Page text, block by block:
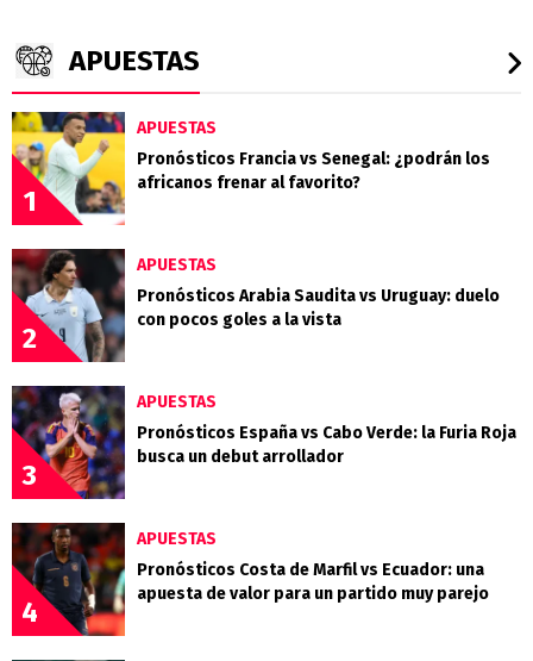
APUESTAS
1
APUESTAS
Pronósticos Francia vs Senegal: ¿podrán los
africanos frenar al favorito?
2
APUESTAS
Pronósticos Arabia Saudita vs Uruguay: duelo
con pocos goles a la vista
3
APUESTAS
Pronósticos España vs Cabo Verde: la Furia Roja
busca un debut arrollador
4
APUESTAS
Pronósticos Costa de Marfil vs Ecuador: una
apuesta de valor para un partido muy parejo